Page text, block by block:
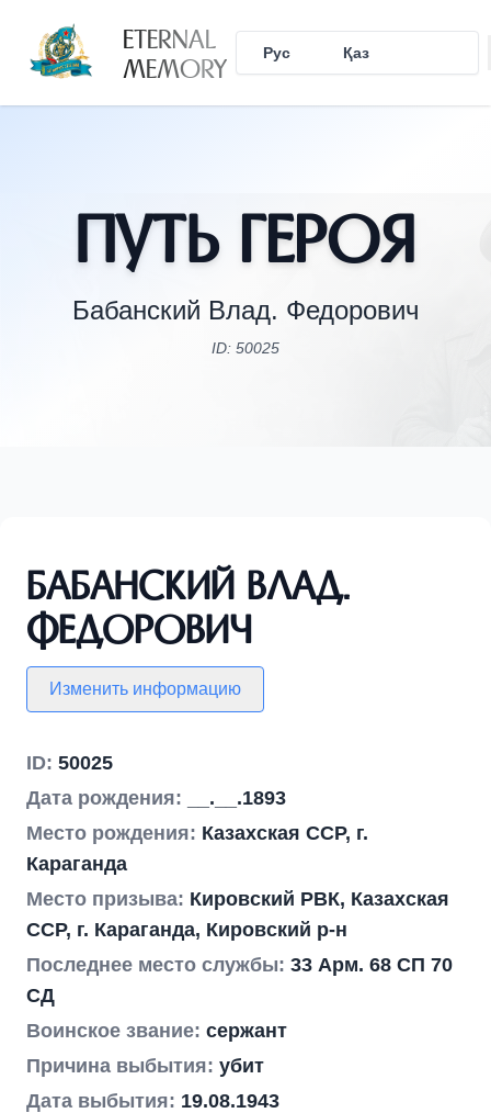
ETERNAL
MEMORY Рус Қаз
Путь Героя
Бабанский Влад. Федорович
ID: 50025
Бабанский Влад.
Федорович
Изменить информацию
ID: 50025
Дата рождения:
__.__.1893
Место рождения: Казахская ССР, г.
Караганда
Место призыва: Кировский РВК, Казахская
ССР, г. Караганда, Кировский р-н
Последнее место службы: 33 Арм. 68 СП 70
СД
Воинское звание: сержант
Причина выбытия: убит
Дата выбытия: 19.08.1943